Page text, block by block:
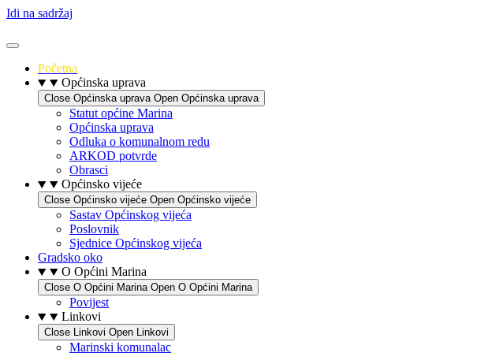
Idi na sadržaj
Početna
Općinska uprava
Close Općinska uprava Open Općinska uprava
Statut općine Marina
Općinska uprava
Odluka o komunalnom redu
ARKOD potvrde
Obrasci
Općinsko vijeće
Close Općinsko vijeće Open Općinsko vijeće
Sastav Općinskog vijeća
Poslovnik
Sjednice Općinskog vijeća
Gradsko oko
O Općini Marina
Close O Općini Marina Open O Općini Marina
Povijest
Linkovi
Close Linkovi Open Linkovi
Marinski komunalac